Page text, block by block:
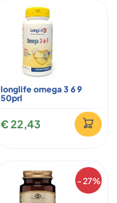
longlife omega 3 6 9
50prl
€ 22,43
- 27%